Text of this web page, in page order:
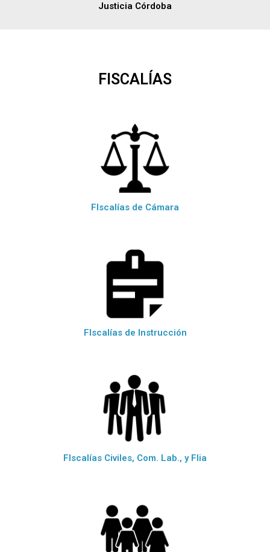
Justicia Córdoba
FISCALÍAS
FIscalías de Cámara
FIscalías de Instrucción
FIscalías Civiles, Com. Lab., y Flia